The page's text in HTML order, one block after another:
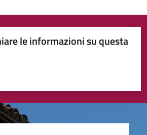
le informazioni su questa
5 stelle su 5
stelle su 5
su 5
5